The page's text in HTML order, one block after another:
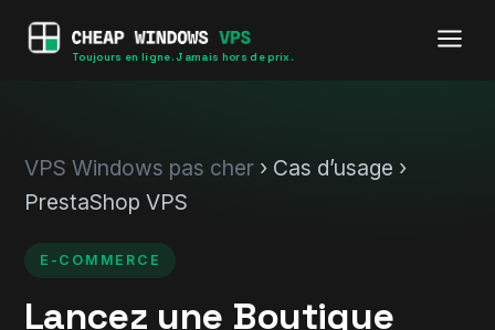
Toujours en ligne. Jamais hors de prix.
VPS Windows pas cher › Cas d’usage ›
PrestaShop VPS
E-COMMERCE
Lancez une Boutique